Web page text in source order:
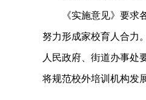
《实施意见》要求各
努力形成家校育人合力
人民政府、街道办事处
将规范校外培训机构发